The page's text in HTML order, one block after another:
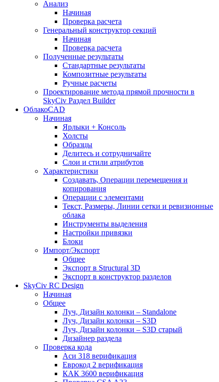
Анализ
Начиная
Проверка расчета
Генеральный конструктор секций
Начиная
Проверка расчета
Полученные результаты
Стандартные результаты
Композитные результаты
Ручные расчеты
Проектирование метода прямой прочности в
SkyCiv Раздел Builder
ОблакоCAD
Начиная
Ярлыки + Консоль
Холсты
Образцы
Делитесь и сотрудничайте
Слои и стили атрибутов
Характеристики
Создавать, Операции перемещения и
копирования
Операции с элементами
Текст, Размеры, Линии сетки и ревизионные
облака
Инструменты выделения
Настройки привязки
Блоки
Импорт/Экспорт
Общее
Экспорт в Structural 3D
Экспорт в конструктор разделов
SkyCiv RC Design
Начиная
Общее
Луч, Дизайн колонки – Standalone
Луч, Дизайн колонки – S3D
Луч, Дизайн колонки – S3D старый
Дизайнер раздела
Проверка кода
Аси 318 верификация
Еврокод 2 верификация
КАК 3600 верификация